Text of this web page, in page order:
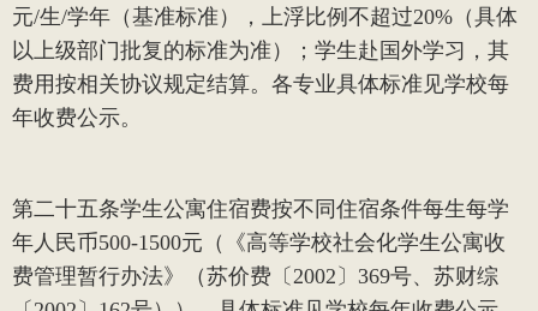
元/生/学年（基准标准），上浮比例不超过20% （具体
以上级部门批复的标准为准）；学生赴国外学习，其
费用按相关协议规定结算。各专业具体标准见学校每
年收费公示。
第二十五条学生公寓住宿费按不同住宿条件每生每学
年人民币500-1500元（《高等学校社会化学生公寓收
费管理暂行办法》（苏价费〔2002〕 369号、苏财综